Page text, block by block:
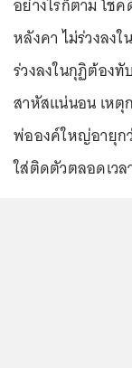
อย่างไรก็ตาม โช
หลังคา ไม่ร่วงลง
ร่วงลงในกุฏิต้องทั
สาหัสแน่นอน เหตุ
พ่อองค์ใหญ่อายุก
ใส่ติดตัวตลอดเว